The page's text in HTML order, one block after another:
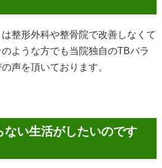
整形外科や整骨院で改善しなくて
ような方でも当院独自のTBバラ
声を頂いております。
い生活がしたいのです